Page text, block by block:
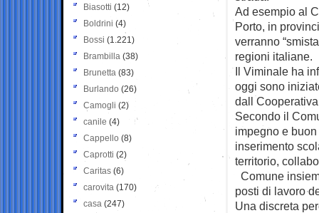
Ad esempio al
Porto, in
verranno
regioni italiane.
Il Viminale ha
oggi sono
dall
Secondo il
impegno e
inserimento
territorio,
Comune
posti di lavoro
Una discreta
Biasotti (12)
Boldrini (4)
Bossi (1.221)
Brambilla (38)
Brunetta (83)
Burlando (26)
Camogli (2)
canile (4)
Cappello (8)
Caprotti (2)
Caritas (6)
carovita (170)
casa (247)